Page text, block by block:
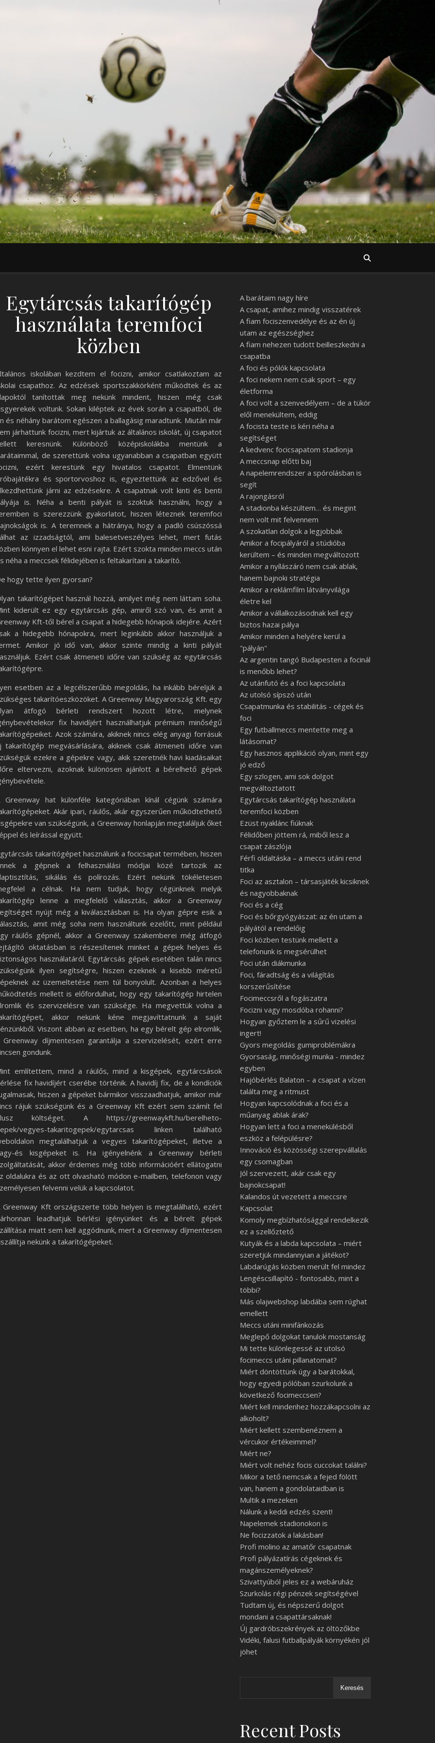
Egytárcsás takarítógép
használata teremfoci
közben
iskolában kezdtem el focizni, amikor csatlakoztam az
csapathoz. Az edzések sportszakkörként működtek és az
tanítottak meg nekünk mindent, hiszen még csak
voltunk. Sokan kiléptek az évek során a csapatból, de
és néhány barátom egészen a ballagásig maradtunk. Miután már
járhattunk focizni, mert kijártuk az általános iskolát, új csapatot
keresnünk. Különböző középiskolákba mentünk a
de szerettünk volna ugyanabban a csapatban együtt
ezért kerestünk egy hivatalos csapatot. Elmentünk
és sportorvoshoz is, egyeztettünk az edzővel és
járni az edzésekre. A csapatnak volt kinti és benti
is. Néha a benti pályát is szoktuk használni, hogy a
is szerezzünk gyakorlatot, hiszen léteznek teremfoci
is. A teremnek a hátránya, hogy a padló csúszóssá
az izzadságtól, ami balesetveszélyes lehet, mert futás
könnyen el lehet esni rajta. Ezért szokta minden meccs után
néha a meccsek félidejében is feltakarítani a takarító.
hogy tette ilyen gyorsan?
takarítógépet használ hozzá, amilyet még nem láttam soha.
kiderült ez egy egytárcsás gép, amiről szó van, és amit a
Kft-től bérel a csapat a hidegebb hónapok idejére. Azért
a hidegebb hónapokra, mert leginkább akkor használjuk a
Amikor jó idő van, akkor szinte mindig a kinti pályát
Ezért csak átmeneti időre van szükség az egytárcsás
esetben az a legcélszerűbb megoldás, ha inkább béreljük a
takarítóeszközöket. A Greenway Magyarország Kft. egy
átfogó bérleti rendszert hozott létre, melynek
fix havidíjért használhatjuk prémium minőségű
Azok számára, akiknek nincs elég anyagi forrásuk
takarítógép megvásárlására, akiknek csak átmeneti időre van
ezekre a gépekre vagy, akik szeretnék havi kiadásaikat
eltervezni, azoknak különösen ajánlott a bérelhető gépek
Greenway hat különféle kategóriában kínál cégünk számára
Akár ipari, ráülős, akár egyszerűen működtethető
van szükségünk, a Greenway honlapján megtaláljuk őket
és leírással együtt.
takarítógépet használunk a focicsapat termében, hiszen
a gépnek a felhasználási módjai közé tartozik az
sikálás és polírozás. Ezért nekünk tökéletesen
a célnak. Ha nem tudjuk, hogy cégünknek melyik
lenne a megfelelő választás, akkor a Greenway
nyújt még a kiválasztásban is. Ha olyan gépre esik a
amit még soha nem használtunk ezelőtt, mint például
ráülős gépnél, akkor a Greenway szakemberei még átfogó
oktatásban is részesítenek minket a gépek helyes és
használatáról. Egytárcsás gépek esetében talán nincs
ilyen segítségre, hiszen ezeknek a kisebb méretű
az üzemeltetése nem túl bonyolult. Azonban a helyes
mellett is előfordulhat, hogy egy takarítógép hirtelen
és szervizelésre van szüksége. Ha megvettük volna a
akkor nekünk kéne megjavíttatnunk a saját
Viszont abban az esetben, ha egy bérelt gép elromlik,
Greenway díjmentesen garantálja a szervizelését, ezért erre
gondunk.
említettem, mind a ráülős, mind a kisgépek, egytárcsások
fix havidíjért cserébe történik. A havidíj fix, de a kondíciók
hiszen a gépeket bármikor visszaadhatjuk, amikor már
rájuk szükségünk és a Greenway Kft ezért sem számít fel
költséget. A https://greenwaykft.hu/berelheto-
vegyes-takaritogepek/egytarcsas linken található
megtalálhatjuk a vegyes takarítógépeket, illetve a
és kisgépeket is. Ha igényelnénk a Greenway bérleti
akkor érdemes még több információért ellátogatni
oldalukra és az ott olvasható módon e-mailben, telefonon vagy
felvenni velük a kapcsolatot.
Greenway Kft országszerte több helyen is megtalálható, ezért
leadhatjuk bérlési igényünket és a bérelt gépek
miatt sem kell aggódnunk, mert a Greenway díjmentesen
nekünk a takarítógépeket.
A barátaim nagy híre
A csapat, amihez mindig visszatérek
A fiam fociszenvedélye és az én új
utam az egészséghez
A fiam nehezen tudott beilleszkedni a
csapatba
A foci és pólók kapcsolata
A foci nekem nem csak sport – egy
életforma
A foci volt a szenvedélyem – de a tükör
elől menekültem, eddig
A focista teste is kéri néha a
segítséget
A kedvenc focicsapatom stadionja
A meccsnap előtti baj
A napelemrendszer a spórolásban is
segít
A rajongásról
A stadionba készültem… és megint
nem volt mit felvennem
A szokatlan dolgok a legjobbak
Amikor a focipályáról a stúdióba
kerültem – és minden megváltozott
Amikor a nyílászáró nem csak ablak,
hanem bajnoki stratégia
Amikor a reklámfilm látványvilága
életre kel
Amikor a vállalkozásodnak kell egy
biztos hazai pálya
Amikor minden a helyére kerül a
"pályán"
Az argentin tangó Budapesten a focinál
is menőbb lehet?
Az utánfutó és a foci kapcsolata
Az utolsó sípszó után
Csapatmunka és stabilitás - cégek és
foci
Egy futballmeccs mentette meg a
látásomat?
Egy hasznos applikáció olyan, mint egy
jó edző
Egy szlogen, ami sok dolgot
megváltoztatott
Egytárcsás takarítógép használata
teremfoci közben
Ezüst nyaklánc fiúknak
Félidőben jöttem rá, miből lesz a
csapat zászlója
Férfi oldaltáska – a meccs utáni rend
titka
Foci az asztalon – társasjáték kicsiknek
és nagyobbaknak
Foci és a cég
Foci és bőrgyógyászat: az én utam a
pályától a rendelőig
Foci közben testünk mellett a
telefonunk is megsérülhet
Foci után diákmunka
Foci, fáradtság és a világítás
korszerűsítése
Focimeccsről a fogászatra
Focizni vagy mosdóba rohanni?
Hogyan győztem le a sűrű vizelési
ingert!
Gyors megoldás gumiproblémákra
Gyorsaság, minőségi munka - mindez
egyben
Hajóbérlés Balaton – a csapat a vízen
találta meg a ritmust
Hogyan kapcsolódnak a foci és a
műanyag ablak árak?
Hogyan lett a foci a menekülésből
eszköz a felépülésre?
Innováció és közösségi szerepvállalás
egy csomagban
Jól szervezett, akár csak egy
bajnokcsapat!
Kalandos út vezetett a meccsre
Kapcsolat
Komoly megbízhatósággal rendelkezik
ez a szellőztető
Kutyák és a labda kapcsolata – miért
szeretjük mindannyian a játékot?
Labdarúgás közben merült fel mindez
Lengéscsillapító - fontosabb, mint a
többi?
Más olajwebshop labdába sem rúghat
emellett
Meccs utáni minifánkozás
Meglepő dolgokat tanulok mostanság
Mi tette különlegessé az utolsó
focimeccs utáni pillanatomat?
Miért döntöttünk úgy a barátokkal,
hogy egyedi pólóban szurkolunk a
következő focimeccsen?
Miért kell mindenhez hozzákapcsolni az
alkoholt?
Miért kellett szembenéznem a
vércukor értékeimmel?
Miért ne?
Miért volt nehéz focis cuccokat találni?
Mikor a tető nemcsak a fejed fölött
van, hanem a gondolataidban is
Multik a mezeken
Nálunk a keddi edzés szent!
Napelemek stadionokon is
Ne focizzatok a lakásban!
Profi molino az amatőr csapatnak
Profi pályázatírás cégeknek és
magánszemélyeknek?
Szivattyúból jeles ez a webáruház
Szurkolás régi pénzek segítségével
Tudtam új, és népszerű dolgot
mondani a csapattársaknak!
Új gardróbszekrények az öltözőkbe
Vidéki, falusi futballpályák környékén jól
jöhet
Keresés
Recent Posts